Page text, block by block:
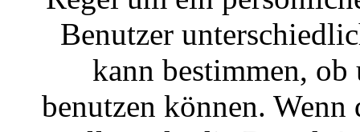
Benutzer
kann bestimmen,
benutzen können.